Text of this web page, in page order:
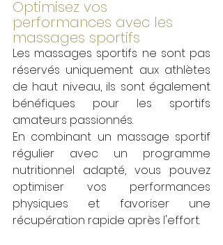
Optimisez vos
performances avec les
massages sportifs
Les massages sportifs ne sont pas
réservés uniquement aux athlètes
de haut niveau, ils sont également
bénéfiques pour les sportifs
amateurs passionnés.
En combinant un massage sportif
régulier avec un programme
nutritionnel adapté, vous pouvez
optimiser vos performances
physiques et favoriser une
récupération rapide après l'effort.